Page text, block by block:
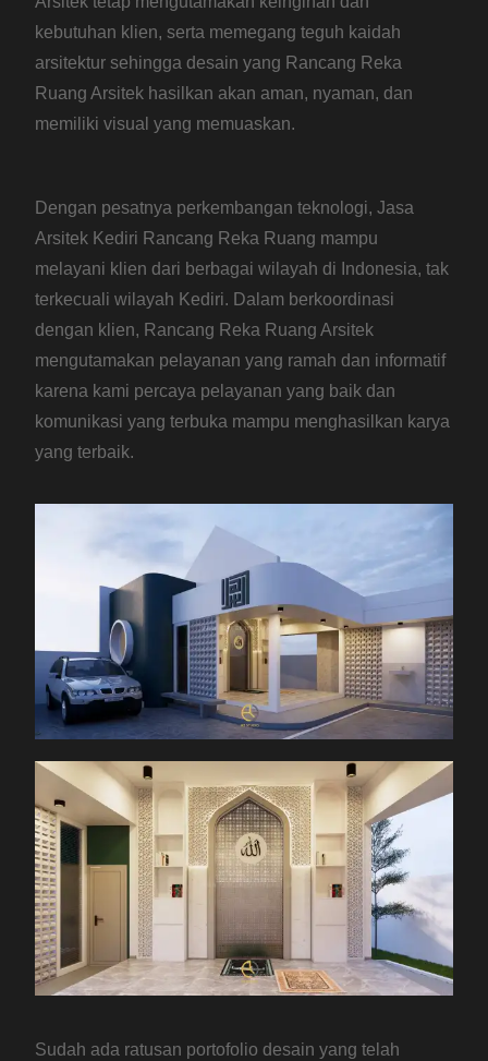
kebutuhan klien, serta memegang teguh kaidah
arsitektur sehingga desain yang Rancang Reka
Ruang Arsitek hasilkan akan aman, nyaman, dan
memiliki visual yang memuaskan.
Dengan pesatnya perkembangan teknologi, Jasa
Arsitek Kediri Rancang Reka Ruang mampu
melayani klien dari berbagai wilayah di Indonesia, tak
terkecuali wilayah Kediri. Dalam berkoordinasi
dengan klien, Rancang Reka Ruang Arsitek
mengutamakan pelayanan yang ramah dan informatif
karena kami percaya pelayanan yang baik dan
komunikasi yang terbuka mampu menghasilkan karya
yang terbaik.
Sudah ada ratusan portofolio desain yang telah